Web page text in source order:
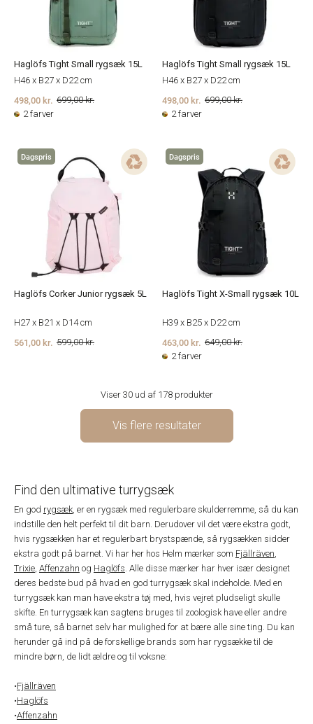
Haglöfs Tight Small rygsæk 15L
H46 x B27 x D22 cm
699,00 kr.
498,00 kr.
2 farver
Haglöfs Tight Small rygsæk 15L
H46 x B27 x D22 cm
699,00 kr.
498,00 kr.
2 farver
Dagspris
Haglöfs Corker Junior rygsæk 5L
H27 x B21 x D14 cm
599,00 kr.
561,00 kr.
Dagspris
Haglöfs Tight X-Small rygsæk 10L
H39 x B25 x D22 cm
649,00 kr.
463,00 kr.
2 farver
Viser 30 ud af 178 produkter
Vis flere resultater
Find den ultimative turrygsæk
En god rygsæk, er en rygsæk med regulerbare skulderremme, så du kan
indstille den helt perfekt til dit barn. Derudover vil det være ekstra godt,
hvis rygsækken har et regulerbart brystspænde, så rygsækken sidder
ekstra godt på barnet. Vi har her hos Helm mærker som Fjällräven,
Trixie, Affenzahn og Haglöfs. Alle disse mærker har hver især designet
deres bedste bud på hvad en god turrygsæk skal indeholde. Med en
turrygsæk kan man have ekstra tøj med, hvis vejret pludseligt skulle
skifte. En turrygsæk kan sagtens bruges til zoologisk have eller andre
små ture, så barnet selv har mulighed for at bære alle sine ting. Du kan
herunder gå ind på de forskellige brands som har rygsække til de
mindre børn, de lidt ældre og til voksne:
•Fjällräven
•Haglöfs
•Affenzahn